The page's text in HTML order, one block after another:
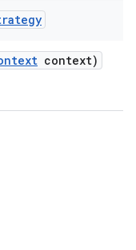
context)